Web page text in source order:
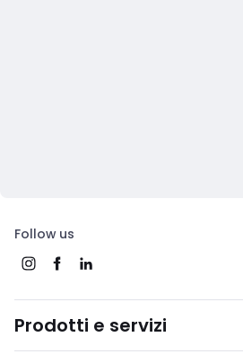
Follow us
Prodotti e servizi